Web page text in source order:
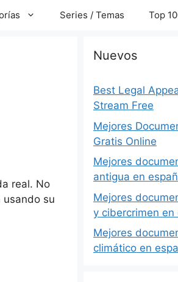
Series / Temas Top
real. No
usando su
Nuevos
Best Legal
Stream Free
Mejores
Gratis Online
Mejores
antigua en
Mejores
y cibercrimen en
Mejores
climático en